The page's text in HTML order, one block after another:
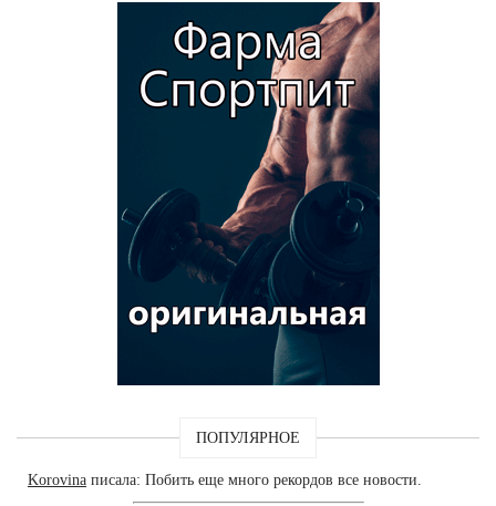
ПОПУЛЯРНОЕ
Korovina писала: Побить еще много рекордов все новости.